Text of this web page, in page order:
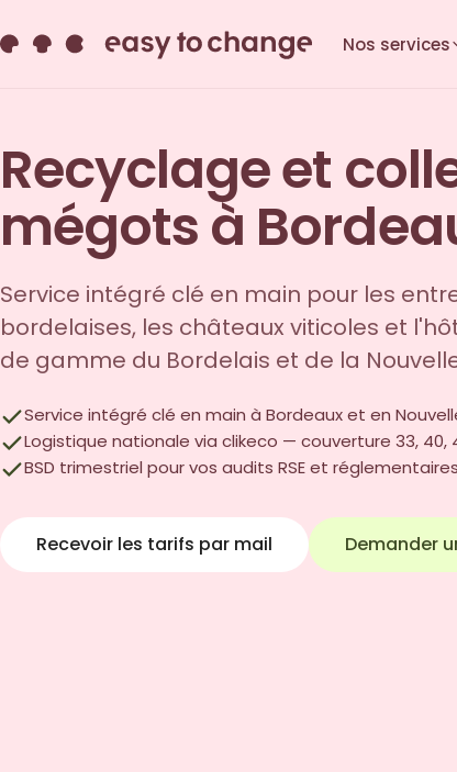
Nos services
Recyclage et
mégots à
Service intégré clé en main pour les
bordelaises, les châteaux viticoles et
de gamme du Bordelais et de la
Service intégré clé en main à Bordeaux et en
Logistique nationale via clikeco — couverture 33, 40,
BSD trimestriel pour vos audits RSE et réglementaires
Recevoir les tarifs par mail Demander